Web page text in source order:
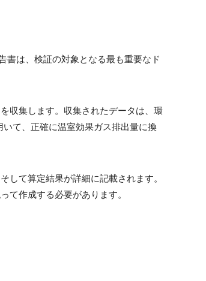
書は、検証の対象となる最も重要なド
収集します。収集されたデータは、環
て、正確に温室効果ガス排出量に換
して算定結果が詳細に記載されます。
て作成する必要があります。